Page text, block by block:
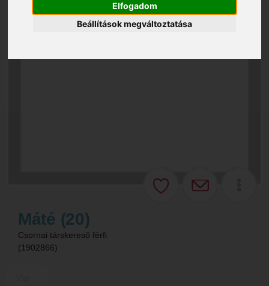
Elfogadom
Beállítások megváltoztatása
Máté (20)
Csornai társkereső férfi
(1902866)